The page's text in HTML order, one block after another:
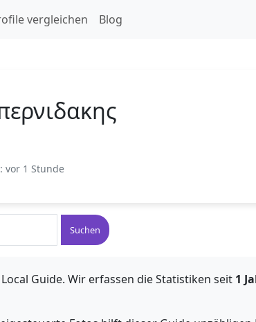
vergleichen Blog
vor 1 Stunde
Suchen
Guide. Wir erfassen die Statistiken seit 1